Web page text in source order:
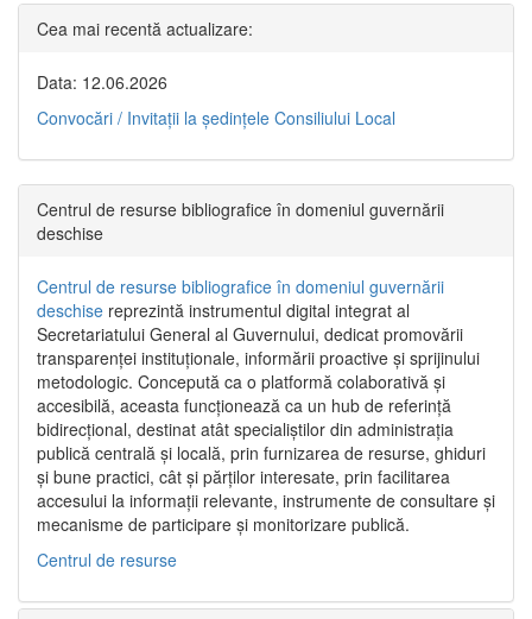
Cea mai recentă actualizare:
Data: 12.06.2026
Convocări / Invitaţii la şedinţele Consiliului Local
Centrul de resurse bibliografice în domeniul guvernării
deschise
Centrul de resurse bibliografice în domeniul guvernării
deschise reprezintă instrumentul digital integrat al
Secretariatului General al Guvernului, dedicat promovării
transparenței instituționale, informării proactive și sprijinului
metodologic. Concepută ca o platformă colaborativă și
accesibilă, aceasta funcționează ca un hub de referință
bidirecțional, destinat atât specialiștilor din administrația
publică centrală și locală, prin furnizarea de resurse, ghiduri
și bune practici, cât și părților interesate, prin facilitarea
accesului la informații relevante, instrumente de consultare și
mecanisme de participare și monitorizare publică.
Centrul de resurse